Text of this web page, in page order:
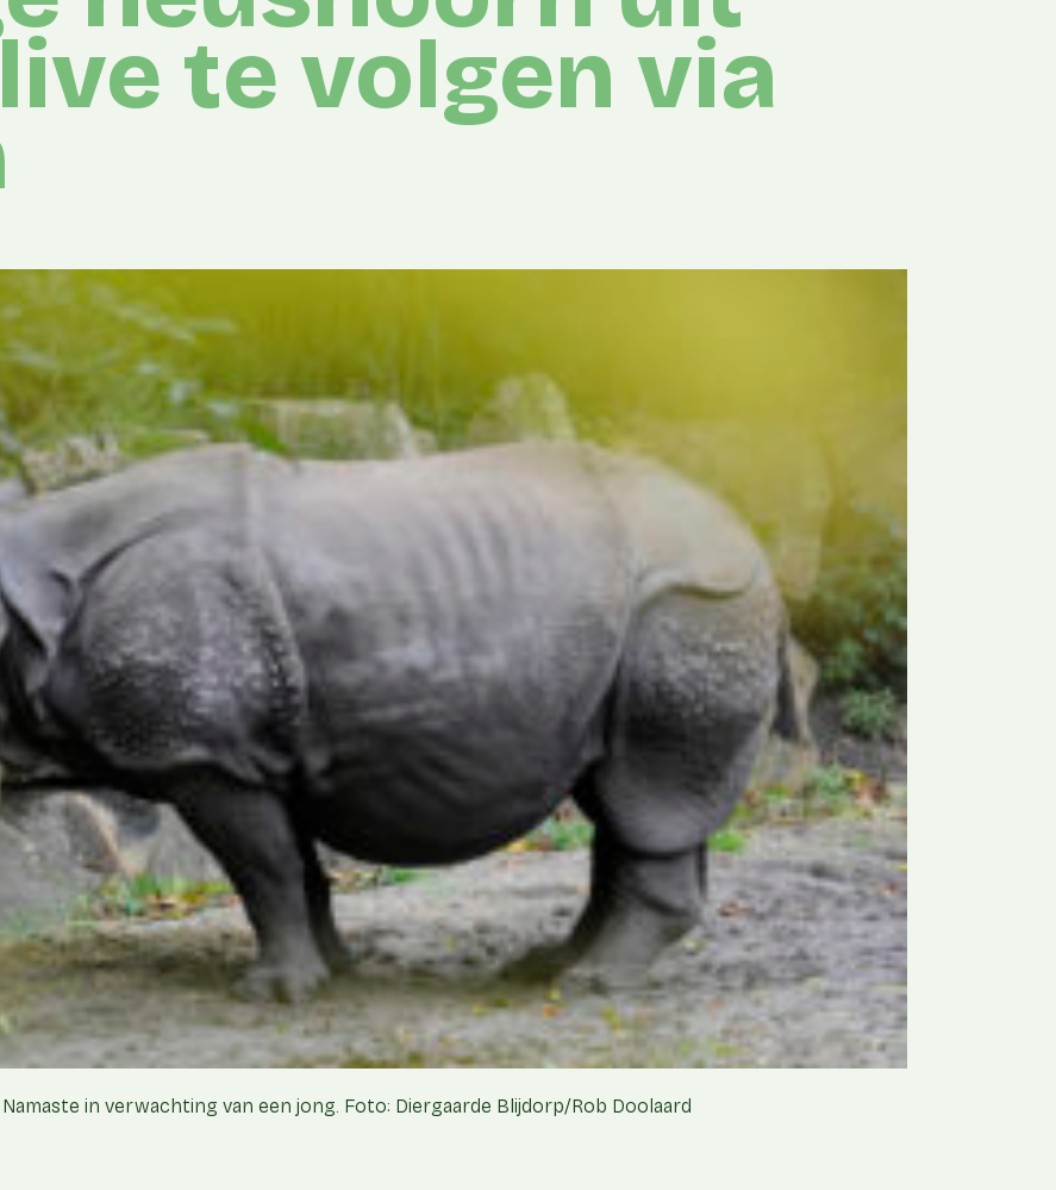
te volgen via
in verwachting van een jong. Foto: Diergaarde Blijdorp/Rob Doolaard